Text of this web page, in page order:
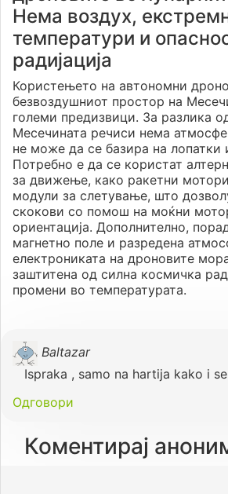
Нема воздух,
температури и
радијација
Користењето на автономни
безвоздушниот простор на
големи предизвици. За разлика
Месечината речиси нема
не може да се базира на лопатки
Потребно е да се користат
за движење, како ракетни
модули за слетување, што
скокови со помош на моќни
ориентација. Дополнително,
магнетно поле и разредена
електрониката на дроновите
заштитена од силна космичка
промени во температурата.
Baltazar
Ispraka , samo na hartija kako i
Одговори
Коментирај